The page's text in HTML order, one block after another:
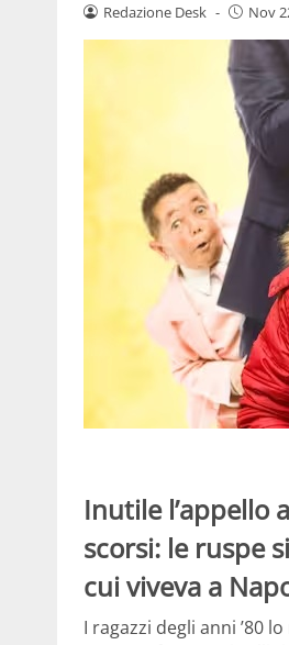
Redazione Desk - Nov
Inutile l’appello
scorsi: le ruspe
cui viveva a
I ragazzi degli anni ’80